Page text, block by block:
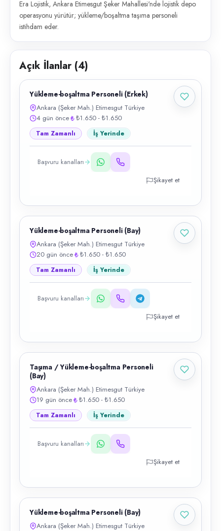
Era Lojistik, Ankara Etimesgut Şeker Mahallesi'nde lojistik depo
operasyonu yürütür; yükleme/boşaltma taşıma personeli
istihdam eder.
Açık İlanlar (4)
Yükleme-boşaltma Personeli (Erkek)
Ankara (Şeker Mah.) Etimesgut Türkiye
4 gün önce
₺1.650 - ₺1.650
Tam Zamanlı İş Yerinde
Başvuru kanalları
Şikayet et
Yükleme-boşaltma Personeli (Bay)
Ankara (Şeker Mah.) Etimesgut Türkiye
20 gün önce
₺1.650 - ₺1.650
Tam Zamanlı İş Yerinde
Başvuru kanalları
Şikayet et
Taşıma / Yükleme-boşaltma Personeli
(Bay)
Ankara (Şeker Mah.) Etimesgut Türkiye
19 gün önce
₺1.650 - ₺1.650
Tam Zamanlı İş Yerinde
Başvuru kanalları
Şikayet et
Yükleme-boşaltma Personeli (Bay)
Ankara (Şeker Mah.) Etimesgut Türkiye